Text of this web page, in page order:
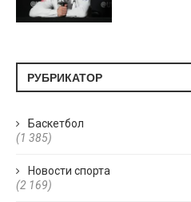
РУБРИКАТОР
Баскетбол
(1 385)
Новости спорта
(2 169)